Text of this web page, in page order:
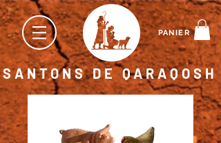
PANIER
SANTONS DE QARAQOSH